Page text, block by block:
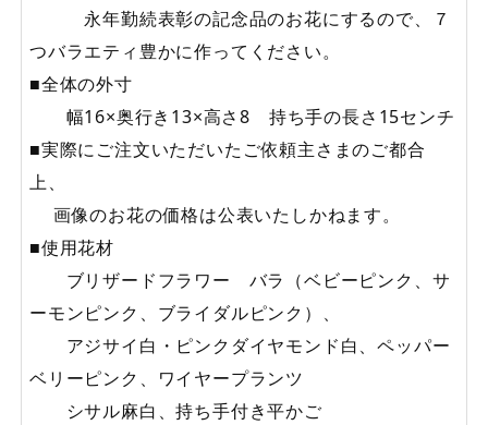
永年勤続表彰の記念品のお花にするので、７
つバラエティ豊かに作ってください。
■全体の外寸
幅16×奥行き13×高さ8 持ち手の長さ15センチ
■実際にご注文いただいたご依頼主さまのご都合
上、
画像のお花の価格は公表いたしかねます。
■使用花材
ブリザードフラワー バラ（ベビーピンク、サ
ーモンピンク、ブライダルピンク）、
アジサイ白・ピンクダイヤモンド白、ペッパー
ベリーピンク、ワイヤープランツ
シサル麻白、持ち手付き平かご